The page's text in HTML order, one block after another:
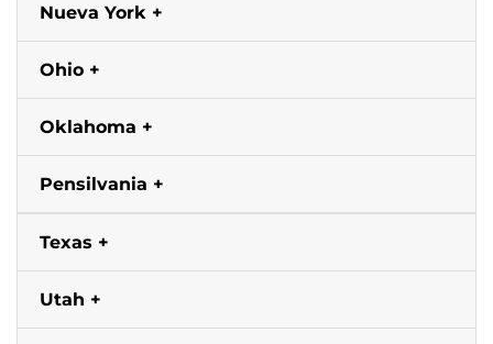
Nueva York
Ohio
Oklahoma
Pensilvania
Texas
Utah